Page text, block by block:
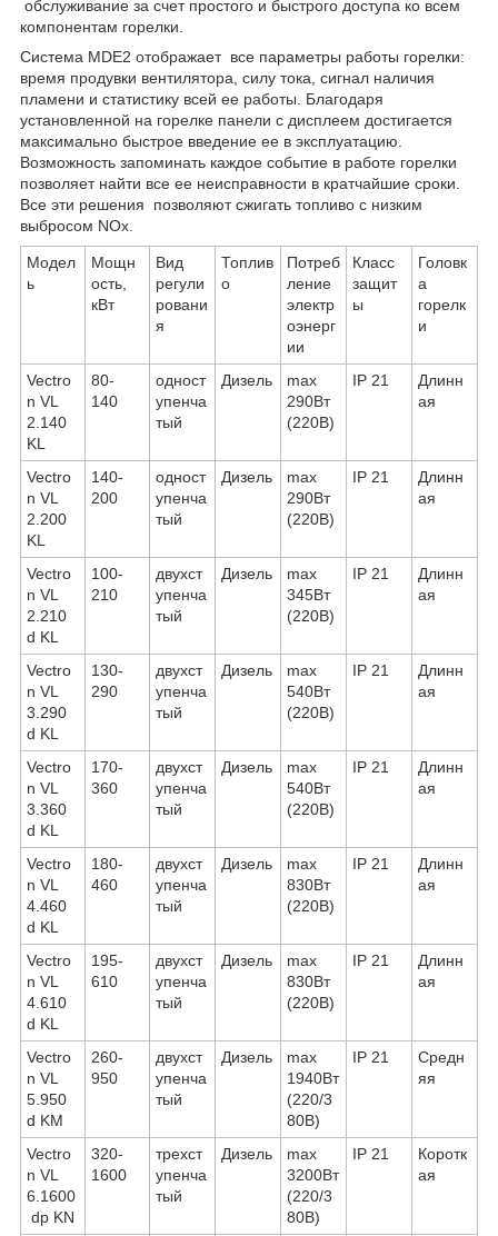
обслуживание за счет простого и быстрого доступа ко всем
компонентам горелки.
Система MDE2 отображает все параметры работы горелки:
время продувки вентилятора, силу тока, сигнал наличия
пламени и статистику всей ее работы. Благодаря
установленной на горелке панели с дисплеем достигается
максимально быстрое введение ее в эксплуатацию.
Возможность запоминать каждое событие в работе горелки
позволяет найти все ее неисправности в кратчайшие сроки.
Все эти решения позволяют сжигать топливо с низким
выбросом NOx.
Модел
ь
Мощн
ость,
кВт
Вид
регули
ровани
я
Топлив
о
Потреб
ление
электр
оэнерг
ии
Класс
защит
ы
Головк
а
горелк
и
Vectro
n VL
2.140
KL
80-
140
одност
упенча
тый
Дизель
max
290Вт
(220В)
IP 21
Длинн
ая
Vectro
n VL
2.200
KL
140-
200
одност
упенча
тый
Дизель
max
290Вт
(220В)
IP 21
Длинн
ая
Vectro
n VL
2.210
d KL
100-
210
двухст
упенча
тый
Дизель
max
345Вт
(220В)
IP 21
Длинн
ая
Vectro
n VL
3.290
d KL
130-
290
двухст
упенча
тый
Дизель
max
540Вт
(220В)
IP 21
Длинн
ая
Vectro
n VL
3.360
d KL
170-
360
двухст
упенча
тый
Дизель
max
540Вт
(220В)
IP 21
Длинн
ая
Vectro
n VL
4.460
d KL
180-
460
двухст
упенча
тый
Дизель
max
830Вт
(220В)
IP 21
Длинн
ая
Vectro
n VL
4.610
d KL
195-
610
двухст
упенча
тый
Дизель
max
830Вт
(220В)
IP 21
Длинн
ая
Vectro
n VL
5.950
d KM
260-
950
двухст
упенча
тый
Дизель
max
1940Вт
(220/3
80В)
IP 21
Средн
яя
Vectro
n VL
6.1600
dp KN
320-
1600
трехст
упенча
тый
Дизель
max
3200Вт
(220/3
80В)
IP 21
Коротк
ая